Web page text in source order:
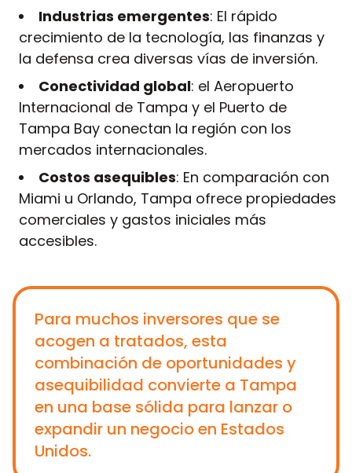
Industrias emergentes: El rápido
crecimiento de la tecnología, las finanzas y
la defensa crea diversas vías de inversión.
Conectividad global: el Aeropuerto
Internacional de Tampa y el Puerto de
Tampa Bay conectan la región con los
mercados internacionales.
Costos asequibles: En comparación con
Miami u Orlando, Tampa ofrece propiedades
comerciales y gastos iniciales más
accesibles.
Para muchos inversores que se
acogen a tratados, esta
combinación de oportunidades y
asequibilidad convierte a Tampa
en una base sólida para lanzar o
expandir un negocio en Estados
Unidos.